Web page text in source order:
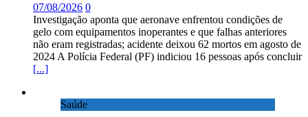
07/08/2026 0
Investigação aponta que aeronave enfrentou condições de
gelo com equipamentos inoperantes e que falhas anteriores
não eram registradas; acidente deixou 62 mortos em agosto de
2024 A Polícia Federal (PF) indiciou 16 pessoas após concluir
[...]
Saúde